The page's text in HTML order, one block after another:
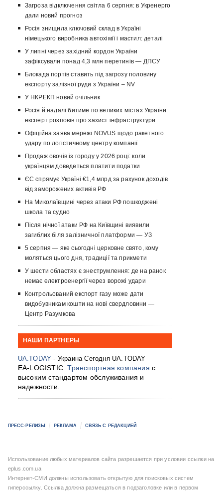
Загроза відключення світла 6 серпня: в Укренерго
дали новий прогноз
Росія знищила ключовий склад в Україні
німецького виробника автохімії і мастил: деталі
У липні через західний кордон України
зафіксували понад 4,3 млн перетинів — ДПСУ
Блокада портів ставить під загрозу половину
експорту залізної руди з України – NV
У НКРЕКП новий очільник
Росія й надалі битиме по великих містах України:
експерт розповів про захист інфраструктури
Офіційна заява мережі NOVUS щодо ракетного
удару по логістичному центру компанії
Продаж овочів із городу у 2026 році: коли
українцям доведеться платити податки
ЄС спрямує Україні €1,4 млрд за рахунок доходів
від заморожених активів РФ
На Миколаївщині через атаки РФ пошкоджені
школа та судно
Після нічної атаки РФ на Київщині виявили
загиблих біля залізничної платформи — УЗ
5 серпня — яке сьогодні церковне свято, кому
моляться цього дня, традиції та прикмети
У шести областях є знеструмлення: де на ранок
немає електроенергії через ворожі удари
Контрольований експорт газу може дати
видобувникам кошти на нові свердловини —
Центр Разумкова
НАШИ ПАРТНЕРЫ
UA.TODAY - Украина Сегодня UA.TODAY
EA-LOGISTIC:Транспортная компания с
высоким стандартом обслуживания и
надежности.
ПРЕСС-РЕЛИЗЫ РЕКЛАМА СВЯЗЬ С РЕДАКЦИЕЙ
Использование любых материалов сайта разрешается при условии ссылки на
eplus.com.ua
Интернет-СМИ должны использовать открытую для поисковых систем
гиперссылку. Ссылка должна размещаться в подзаголовке или в первом